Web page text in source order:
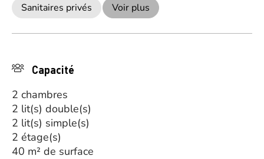
Sanitaires privés
Voir plus
Capacité
2 chambres
2 lit(s) double(s)
2 lit(s) simple(s)
2 étage(s)
40 m² de surface